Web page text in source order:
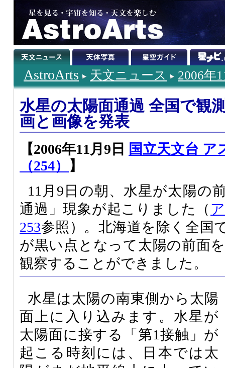
AstroArts 天文ニュース 2006年
水星の太陽面通過 全国で
画と画像を発表
【2006年11月9日
国立天文台 ア
（254）
】
11月9日の朝、水星が太陽の
通過」現象が起こりました（
253参照）。北海道を除く全国
が黒い点となって太陽の前面
観察することができました。
水星は太陽の南東側から太陽
面上に入り込みます。水星が
太陽面に接する「第1接触」が
起こる時刻には、日本では太